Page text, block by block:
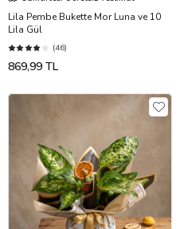
Lila Pembe Bukette Mor Luna ve 10
Lila Gül
(46)
869,99 TL